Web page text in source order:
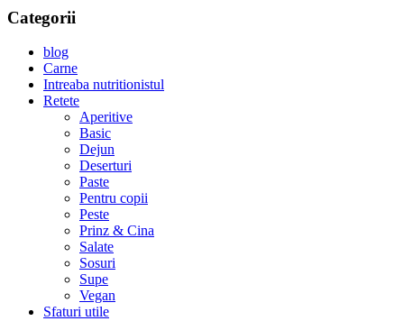
Categorii
blog
Carne
Intreaba nutritionistul
Retete
Aperitive
Basic
Dejun
Deserturi
Paste
Pentru copii
Peste
Prinz & Cina
Salate
Sosuri
Supe
Vegan
Sfaturi utile